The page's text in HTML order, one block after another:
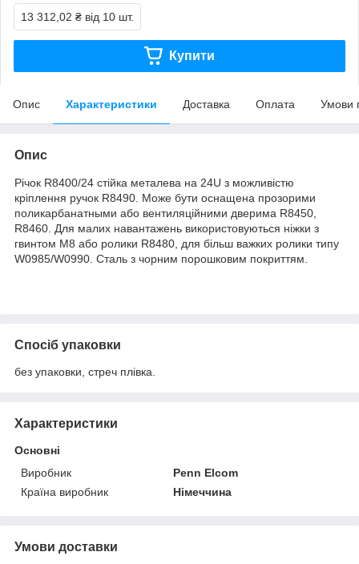
13 312,02 ₴ від 10 шт.
Купити
Опис Характеристики Доставка Оплата Умови
Опис
Річок R8400/24 стійка металева на 24U з можливістю
кріплення ручок R8490. Може бути оснащена прозорими
поликарбанатными або вентиляційними дверима R8450,
R8460. Для малих навантажень використовуються ніжки з
гвинтом М8 або ролики R8480, для більш важких ролики типу
W0985/W0990. Сталь з чорним порошковим покриттям.
Спосіб упаковки
без упаковки, стреч плівка.
Характеристики
Основні
Виробник
Penn Elcom
Країна виробник
Німеччина
Умови доставки